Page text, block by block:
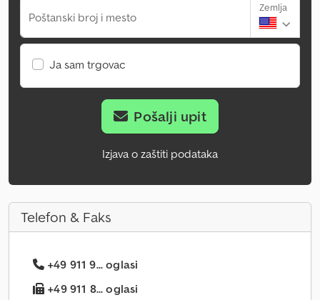
Poštanski broj i mesto
Zemlja
Ja sam trgovac
Pošalji upit
Izjava o zaštiti podataka
Telefon & Faks
+49 911 9... oglasi
+49 911 8... oglasi